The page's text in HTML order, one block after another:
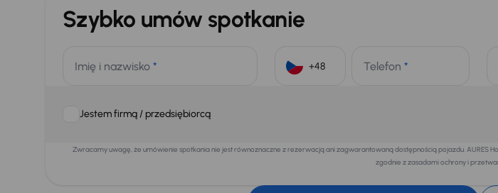
Szybko umów spotkanie
Imię i nazwisko * Telefon *
Jestem firmą / przedsiębiorcą
Zwracamy uwagę, że umówienie spotkania nie jest równoznaczne z rezerwacją ani zagwarantowaną dostępnością pojazdu. AURES
zgodnie z zasadami ochrony i